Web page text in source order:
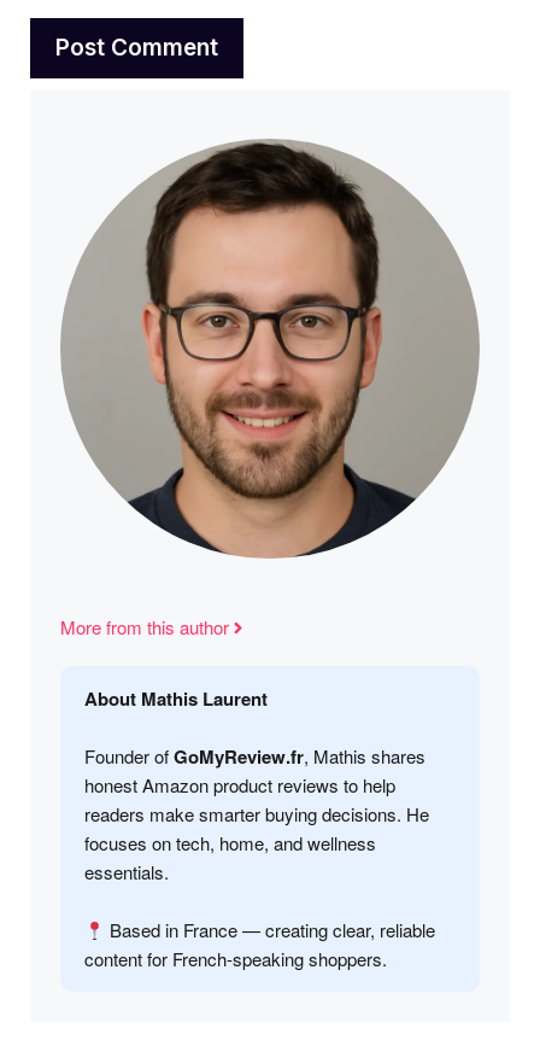
More from this author
About Mathis Laurent
Founder ofGoMyReview.fr, Mathis shares
honest Amazon product reviews to help
readers make smarter buying decisions. He
focuses on tech, home, and wellness
essentials.
Based in France — creating clear, reliable
content for French-speaking shoppers.